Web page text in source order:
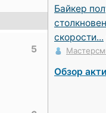
5
Байкер
скорости...
Обзор